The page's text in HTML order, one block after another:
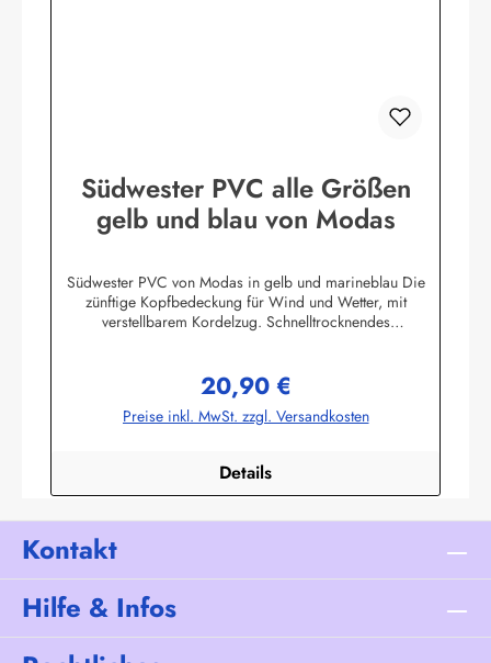
Südwester PVC alle Größen
gelb und blau von Modas
Südwester PVC von Modas in gelb und marineblau Die
zünftige Kopfbedeckung für Wind und Wetter, mit
verstellbarem Kordelzug. Schnelltrocknendes
Bekleidungswerk GmbHHeglitzer Str. 1226409
Wittmundinfo@modas-bekleidung.de
Regulärer Preis:
20,90 €
Preise inkl. MwSt. zzgl. Versandkosten
Details
Kontakt
Hilfe & Infos